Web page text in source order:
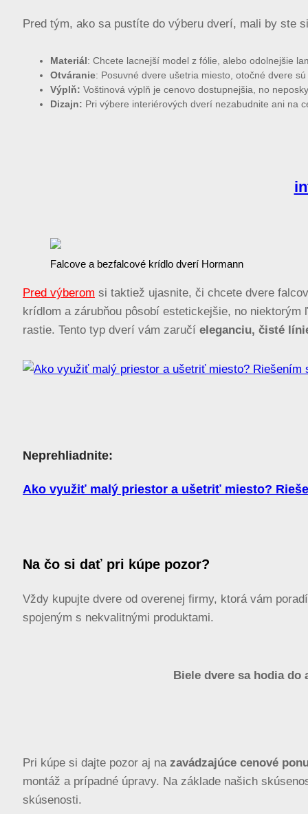
Pred tým, ako sa pustíte do výberu dverí, mali by ste
Materiál: Chcete lacnejší model z fólie, alebo odolnejšie
Otváranie: Posuvné dvere ušetria miesto, otočné dvere
Výplň: Voštinová výplň je cenovo dostupnejšia, no
Dizajn: Pri výbere interiérových dverí nezabudnite ani na
Falcove a bezfalcové krídlo dverí Hormann
Pred výberom si taktiež ujasnite, či chcete dvere
krídlom a zárubňou pôsobí estetickejšie, no
rastie. Tento typ dverí vám zaručí eleganciu, čisté
Neprehliadnite:
Ako využiť malý priestor a ušetriť miesto?
Na čo si dať pri kúpe pozor?
Vždy kupujte dvere od overenej firmy, ktorá vám
spojeným s nekvalitnými produktami.
Biele dvere sa hodia do
Pri kúpe si dajte pozor aj na zavádzajúce cenové
montáž a prípadné úpravy. Na základe našich
skúsenosti.